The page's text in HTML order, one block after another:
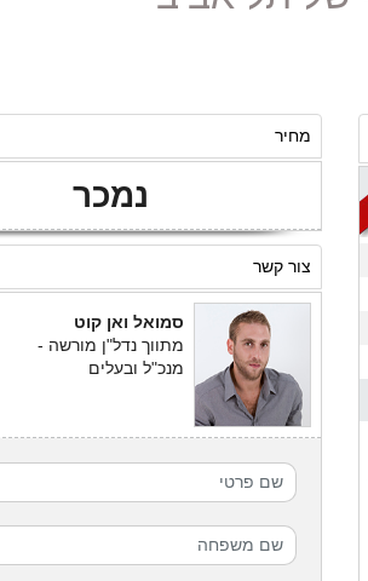
מחיר
נמכר
צור קשר
סמואל ואן קוט
מתווך נדל"ן מורשה -
מנכ"ל ובעלים